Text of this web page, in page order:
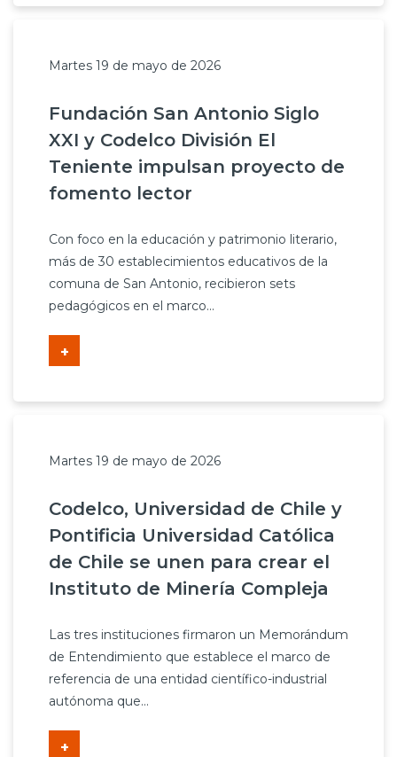
Martes 19 de mayo de 2026
Fundación San Antonio Siglo
XXI y Codelco División El
Teniente impulsan proyecto de
fomento lector
Con foco en la educación y patrimonio literario,
más de 30 establecimientos educativos de la
comuna de San Antonio, recibieron sets
pedagógicos en el marco...
+
Martes 19 de mayo de 2026
Codelco, Universidad de Chile y
Pontificia Universidad Católica
de Chile se unen para crear el
Instituto de Minería Compleja
Las tres instituciones firmaron un Memorándum
de Entendimiento que establece el marco de
referencia de una entidad científico-industrial
autónoma que...
+